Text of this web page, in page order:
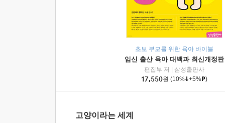
초보 부모를 위한 육아 바이블
임신 출산 육아 대백과 최신개정판
편집부 저
삼성출판사
17,550원 (10% +5% )
고양이라는 세계